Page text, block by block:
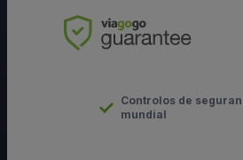
Controlos de
mundial